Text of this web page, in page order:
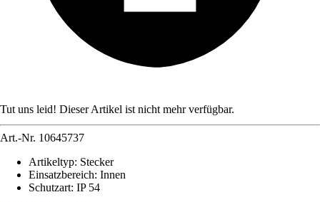
Tut uns leid! Dieser Artikel ist nicht mehr verfügbar.
Art.-Nr. 10645737
Artikeltyp: Stecker
Einsatzbereich: Innen
Schutzart: IP 54